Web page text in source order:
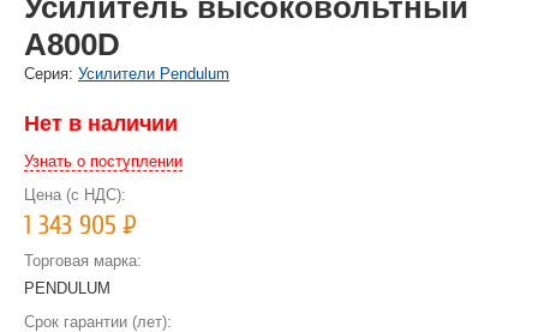
Усилитель высоковольтный
A800D
Cерия: Усилители Pendulum
Нет в наличии
Узнать о поступлении
Цена (с НДС):
1 343 905Р
Торговая марка:
PENDULUM
Срок гарантии (лет):